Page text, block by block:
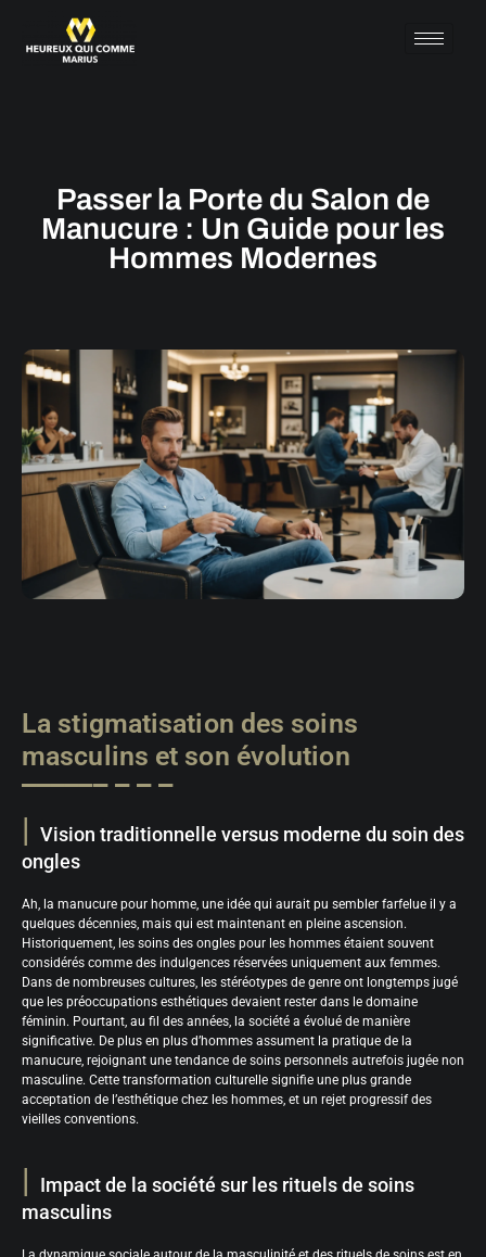
Passer la Porte du Salon de
Manucure : Un Guide pour les
Hommes Modernes
La stigmatisation des soins
masculins et son évolution
Vision traditionnelle versus moderne du soin des
ongles
Ah, la manucure pour homme, une idée qui aurait pu sembler farfelue il y a
quelques décennies, mais qui est maintenant en pleine ascension.
Historiquement, les soins des ongles pour les hommes étaient souvent
considérés comme des indulgences réservées uniquement aux femmes.
Dans de nombreuses cultures, les stéréotypes de genre ont longtemps jugé
que les préoccupations esthétiques devaient rester dans le domaine
féminin. Pourtant, au fil des années, la société a évolué de manière
significative. De plus en plus d’hommes assument la pratique de la
manucure, rejoignant une tendance de soins personnels autrefois jugée non
masculine. Cette transformation culturelle signifie une plus grande
acceptation de l’esthétique chez les hommes, et un rejet progressif des
vieilles conventions.
Impact de la société sur les rituels de soins
masculins